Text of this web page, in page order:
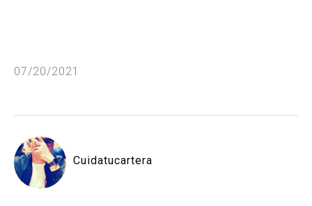
07/20/2021
Cuidatucartera